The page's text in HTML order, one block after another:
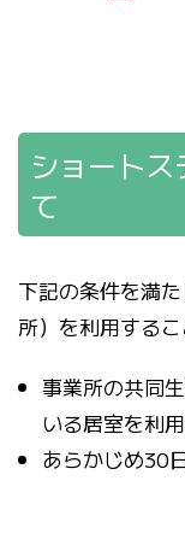
ショート
て
下記の条件を満
所）を利用するこ
事業所の共同
いる居室を利用
あらかじめ30